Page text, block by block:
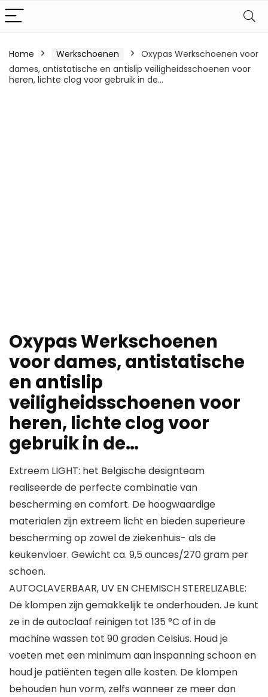
Home Werkschoenen
Oxypas Werkschoenen voor
dames, antistatische en antislip veiligheidsschoenen voor
heren, lichte clog voor gebruik in de…
Oxypas Werkschoenen
voor dames, antistatische
en antislip
veiligheidsschoenen voor
heren, lichte clog voor
gebruik in de…
Extreem LIGHT: het Belgische designteam
realiseerde de perfecte combinatie van
bescherming en comfort. De hoogwaardige
materialen zijn extreem licht en bieden superieure
bescherming op zowel de ziekenhuis- als de
keukenvloer. Gewicht ca. 9,5 ounces/270 gram per
schoen.
AUTOCLAVERBAAR, UV EN CHEMISCH STERELIZABLE:
De klompen zijn gemakkelijk te onderhouden. Je kunt
ze in de autoclaaf reinigen tot 135 °C of in de
machine wassen tot 90 graden Celsius. Houd je
voeten met een minimum aan inspanning schoon en
houd je patiënten tegen alle kosten. De klompen
behouden hun vorm, zelfs wanneer ze meer dan